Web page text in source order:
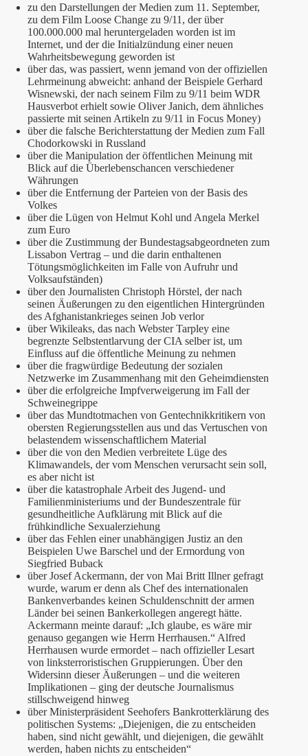
zu den Darstellungen der Medien zum 11. September,
zu dem Film Loose Change zu 9/11, der über
100.000.000 mal heruntergeladen worden ist im
Internet, und der die Initialzündung einer neuen
Wahrheitsbewegung geworden ist
über das, was passiert, wenn jemand von der offiziellen
Lehrmeinung abweicht: anhand der Beispiele Gerhard
Wisnewski, der nach seinem Film zu 9/11 beim WDR
Hausverbot erhielt sowie Oliver Janich, dem ähnliches
passierte mit seinen Artikeln zu 9/11 in Focus Money)
über die falsche Berichterstattung der Medien zum Fall
Chodorkowski in Russland
über die Manipulation der öffentlichen Meinung mit
Blick auf die Überlebenschancen verschiedener
Währungen
über die Entfernung der Parteien von der Basis des
Volkes
über die Lügen von Helmut Kohl und Angela Merkel
zum Euro
über die Zustimmung der Bundestagsabgeordneten zum
Lissabon Vertrag – und die darin enthaltenen
Tötungsmöglichkeiten im Falle von Aufruhr und
Volksaufständen)
über den Journalisten Christoph Hörstel, der nach
seinen Äußerungen zu den eigentlichen Hintergründen
des Afghanistankrieges seinen Job verlor
über Wikileaks, das nach Webster Tarpley eine
begrenzte Selbstentlarvung der CIA selber ist, um
Einfluss auf die öffentliche Meinung zu nehmen
über die fragwürdige Bedeutung der sozialen
Netzwerke im Zusammenhang mit den Geheimdiensten
über die erfolgreiche Impfverweigerung im Fall der
Schweinegrippe
über das Mundtotmachen von Gentechnikkritikern von
obersten Regierungsstellen aus und das Vertuschen von
belastendem wissenschaftlichem Material
über die von den Medien verbreitete Lüge des
Klimawandels, der vom Menschen verursacht sein soll,
es aber nicht ist
über die katastrophale Arbeit des Jugend- und
Familienministeriums und der Bundeszentrale für
gesundheitliche Aufklärung mit Blick auf die
frühkindliche Sexualerziehung
über das Fehlen einer unabhängigen Justiz an den
Beispielen Uwe Barschel und der Ermordung von
Siegfried Buback
über Josef Ackermann, der von Mai Britt Illner gefragt
wurde, warum er denn als Chef des internationalen
Bankenverbandes keinen Schuldenschnitt der armen
Länder bei seinen Bankerkollegen angeregt hätte.
Ackermann meinte darauf: „Ich glaube, es wäre mir
genauso gegangen wie Herrn Herrhausen.“ Alfred
Herrhausen wurde ermordet – nach offizieller Lesart
von linksterroristischen Gruppierungen. Über den
Widersinn dieser Äußerungen – und die weiteren
Implikationen – ging der deutsche Journalismus
stillschweigend hinweg
über Ministerpräsident Seehofers Bankrotterklärung des
politischen Systems: „Diejenigen, die zu entscheiden
haben, sind nicht gewählt, und diejenigen, die gewählt
werden, haben nichts zu entscheiden“